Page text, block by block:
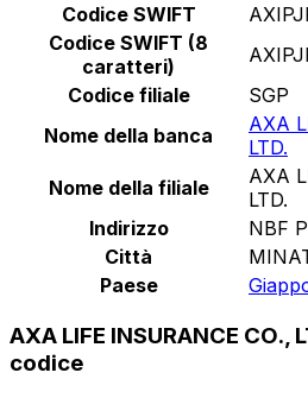
Codice SWIFT
Codice SWIFT (8
caratteri)
Codice filiale
SGP
Nome della banca
AXA
LTD.
Nome della filiale
AXA
LTD.
Indirizzo
NBF
Città
Paese
AXA LIFE INSURANCE CO.,
codice